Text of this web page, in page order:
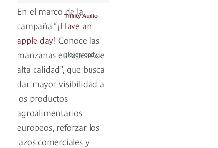
Trinity Audio
player ready...
En el marco de la
campaña “¡Have an
apple day! Conoce las
manzanas europeas de
alta calidad”, que busca
dar mayor visibilidad a
los productos
agroalimentarios
europeos, reforzar los
lazos comerciales y